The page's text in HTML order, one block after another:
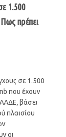
1.500
πρέπει
σε 1.500
που έχουν
βάσει
πλαισίου
οι